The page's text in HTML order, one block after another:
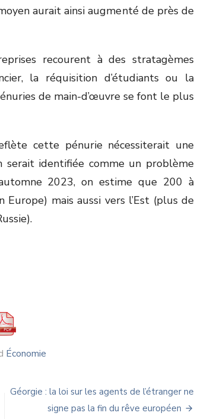
aurait ainsi augmenté de près de
recourent à des stratagèmes
la réquisition d’étudiants ou la
de main-d’œuvre se font le plus
cette pénurie nécessiterait une
serait identifiée comme un problème
2023, on estime que 200 à
mais aussi vers l’Est (plus de
Économie
Géorgie : la loi sur les agents de l’étranger ne
signe pas la fin du rêve européen